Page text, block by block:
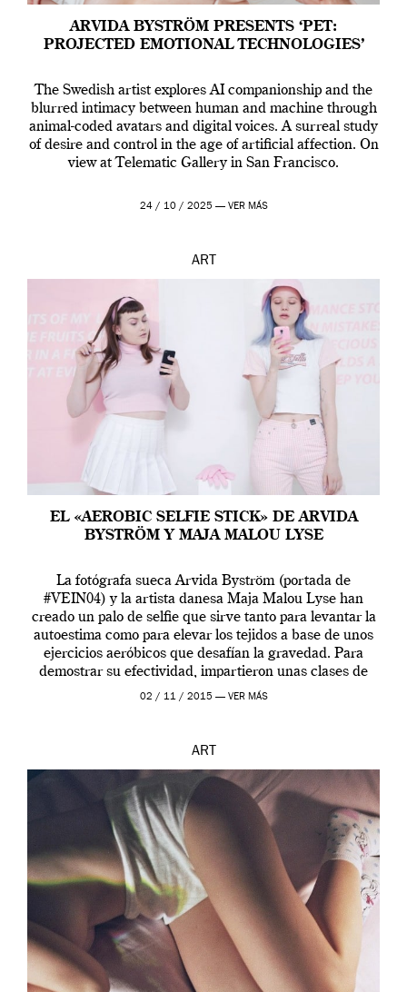
ARVIDA BYSTRÖM PRESENTS ‘PET:
PROJECTED EMOTIONAL TECHNOLOGIES’
The Swedish artist explores AI companionship and the
blurred intimacy between human and machine through
animal-coded avatars and digital voices. A surreal study
of desire and control in the age of artificial affection. On
view at Telematic Gallery in San Francisco.
24 / 10 / 2025 — VER MÁS
ART
EL «AEROBIC SELFIE STICK» DE ARVIDA
BYSTRÖM Y MAJA MALOU LYSE
La fotógrafa sueca Arvida Byström (portada de
#VEIN04) y la artista danesa Maja Malou Lyse han
creado un palo de selfie que sirve tanto para levantar la
autoestima como para elevar los tejidos a base de unos
ejercicios aeróbicos que desafían la gravedad. Para
demostrar su efectividad, impartieron unas clases de
prueba en el Tate […]
02 / 11 / 2015 — VER MÁS
ART